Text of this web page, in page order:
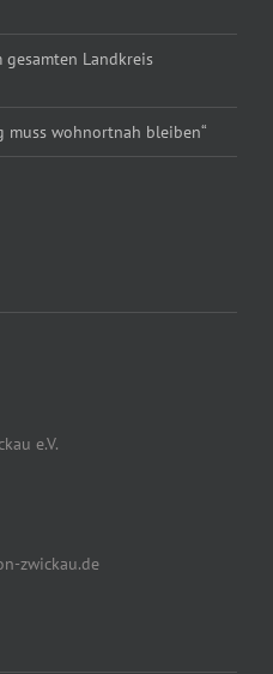
gesamten Landkreis
muss wohnortnah bleiben“
e.V.
zwickau.de